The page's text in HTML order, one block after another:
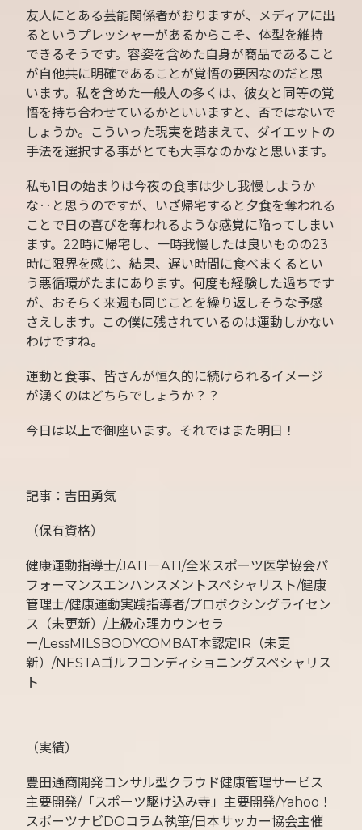
友人にとある芸能関係者がおりますが、メディアに出
るというプレッシャーがあるからこそ、体型を維持
できるそうです。容姿を含めた自身が商品であること
が自他共に明確であることが覚悟の要因なのだと思
います。私を含めた一般人の多くは、彼女と同等の覚
悟を持ち合わせているかといいますと、否ではないで
しょうか。こういった現実を踏まえて、ダイエットの
手法を選択する事がとても大事なのかなと思います。
私も1日の始まりは今夜の食事は少し我慢しようか
な‥と思うのですが、いざ帰宅すると夕食を奪われる
ことで日の喜びを奪われるような感覚に陥ってしまい
ます。22時に帰宅し、一時我慢したは良いものの23
時に限界を感じ、結果、遅い時間に食べまくるとい
う悪循環がたまにあります。何度も経験した過ちです
が、おそらく来週も同じことを繰り返しそうな予感
さえします。この僕に残されているのは運動しかない
わけですね。
運動と食事、皆さんが恒久的に続けられるイメージ
が湧くのはどちらでしょうか？？
今日は以上で御座います。それではまた明日！
記事：吉田勇気
（保有資格）
健康運動指導士/JATI－ATI/全米スポーツ医学協会パ
フォーマンスエンハンスメントスペシャリスト/健康
管理士/健康運動実践指導者/プロボクシングライセン
ス（未更新）/上級心理カウンセラ
ー/LessMILSBODYCOMBAT本認定IR（未更
新）/NESTAゴルフコンディショニングスペシャリス
ト
（実績）
豊田通商開発コンサル型クラウド健康管理サービス
主要開発/「スポーツ駆け込み寺」主要開発/Yahoo！
スポーツナビDOコラム執筆/日本サッカー協会主催